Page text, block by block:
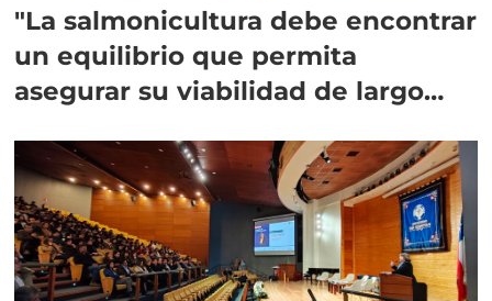
"La salmonicultura debe encontrar
un equilibrio que permita
asegurar su viabilidad de largo